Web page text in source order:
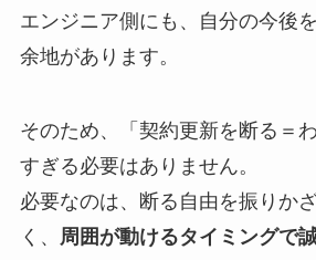
エンジニア側にも、自分の今後
余地があります。
そのため、「契約更新を断る＝
すぎる必要はありません。
必要なのは、断る自由を振りか
く、 周囲が動けるタイミングで